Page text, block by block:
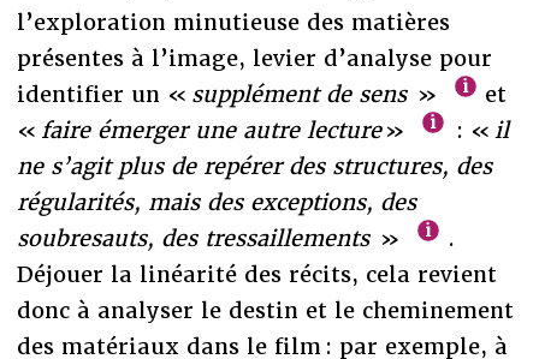
l’exploration minutieuse des matières
présentes à l’image, levier d’analyse pour
identifier un « supplément de sens »
et
« faire émerger une autre lecture» : « il
ne s’agit plus de repérer des structures, des
régularités, mais des exceptions, des
soubresauts, des tressaillements »
.
Déjouer la linéarité des récits, cela revient
donc à analyser le destin et le cheminement
des matériaux dans le film : par exemple, à